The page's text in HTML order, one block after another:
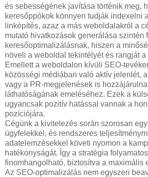
és sebességének javítása történik meg,
keresőppókok könnyen tudják indexelni
linképítés, azaz a más weboldalakról a
mutató hivatkozások generálása szintén
keresőoptimalizálásnak, hiszen a
növeli a weboldal tekintélyét és rangját
Emellett a weboldalon kívüli SEO-
közösségi médiában való aktív jelenlét,
vagy a PR-megjelenések is
láthatóságának emeléséhez. Ezek a
ugyancsak pozitív hatással vannak a
pozíciójára.
Cégünk a kivitelezés során szorosan
ügyfelekkel, és rendszeres
adatelemzésekkel követi nyomon a
hatékonyságát. Így a stratégia
finomhangolható, biztosítva a maximális
Az SEO-optimalizálás nem egyszeri